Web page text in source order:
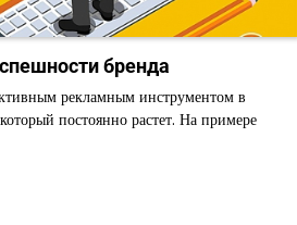
бренда
рекламным инструментом в
постоянно растет. На примере